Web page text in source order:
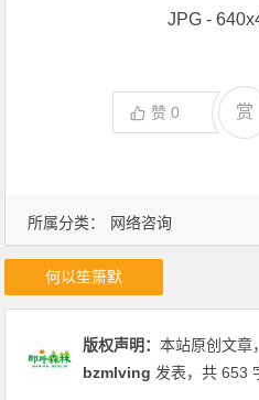
所属分类： 网络咨询
JPG -
赞0 赏
何以笙箫默
版权声明：本站原创文章
bzmlving 发表，共 653